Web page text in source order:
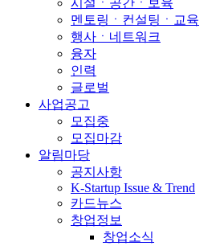
시설ㆍ공간ㆍ보육
멘토링ㆍ컨설팅ㆍ교육
행사ㆍ네트워크
융자
인력
글로벌
사업공고
모집중
모집마감
알림마당
공지사항
K-Startup Issue & Trend
카드뉴스
창업정보
창업소식